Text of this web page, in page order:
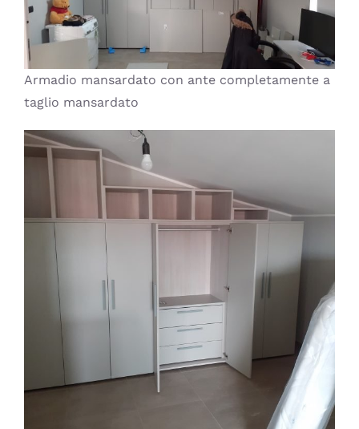
Armadio mansardato con ante completamente a
taglio mansardato